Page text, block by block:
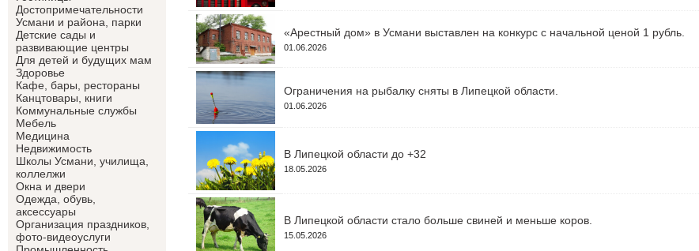
Достопримечательности
Усмани и района, парки
Детские сады и
развивающие центры
Для детей и будущих мам
Здоровье
Кафе, бары, рестораны
Канцтовары, книги
Коммунальные службы
Мебель
Медицина
Недвижимость
Школы Усмани, училища,
коллелжи
Окна и двери
Одежда, обувь,
аксессуары
Организация праздников,
фото-видеоуслуги
«Арестный дом» в Усмани выставлен на конкурс с начальной ценой 1 рубль.
01.06.2026
Ограничения на рыбалку сняты в Липецкой области.
01.06.2026
В Липецкой области до +32
18.05.2026
В Липецкой области стало больше свиней и меньше коров.
15.05.2026